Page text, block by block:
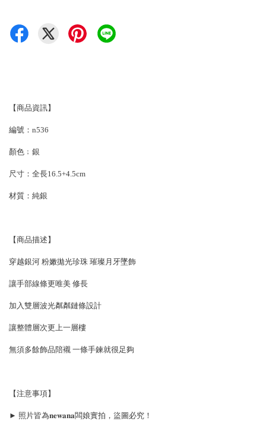
【商品資訊】
編號：n536
顏色﹔銀
尺寸：全長16.5+4.5cm
材質：純銀
【商品描述】
穿越銀河 粉嫩拋光珍珠 璀璨月牙墜飾
讓手部線條更唯美 修長
加入雙層波光粼粼鏈條設計
讓整體層次更上一層樓
無須多餘飾品陪襯 一條手鍊就很足夠
【注意事項】
► 照片皆為𝐧𝐞𝐰𝐚𝐧𝐚闆娘實拍，盜圖必究！